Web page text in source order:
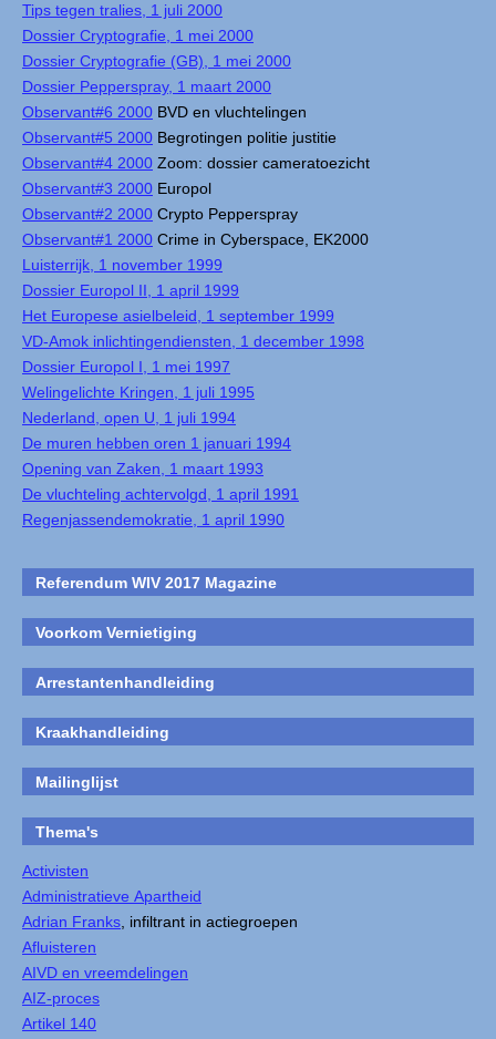
Tips tegen tralies, 1 juli 2000
Dossier Cryptografie, 1 mei 2000
Dossier Cryptografie (GB), 1 mei 2000
Dossier Pepperspray, 1 maart 2000
Observant#6 2000 BVD en vluchtelingen
Observant#5 2000 Begrotingen politie justitie
Observant#4 2000 Zoom: dossier cameratoezicht
Observant#3 2000 Europol
Observant#2 2000 Crypto Pepperspray
Observant#1 2000 Crime in Cyberspace, EK2000
Luisterrijk, 1 november 1999
Dossier Europol II, 1 april 1999
Het Europese asielbeleid, 1 september 1999
VD-Amok inlichtingendiensten, 1 december 1998
Dossier Europol I, 1 mei 1997
Welingelichte Kringen, 1 juli 1995
Nederland, open U, 1 juli 1994
De muren hebben oren 1 januari 1994
Opening van Zaken, 1 maart 1993
De vluchteling achtervolgd, 1 april 1991
Regenjassendemokratie, 1 april 1990
Referendum WIV 2017 Magazine
Voorkom Vernietiging
Arrestantenhandleiding
Kraakhandleiding
Mailinglijst
Thema's
Activisten
Administratieve Apartheid
Adrian Franks , infiltrant in actiegroepen
Afluisteren
AIVD en vreemdelingen
AIZ-proces
Artikel 140